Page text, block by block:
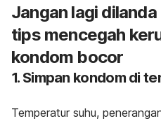
Jangan lagi
tips mencegah
kondom bocor
1. Simpan kondom di
Temperatur suhu,